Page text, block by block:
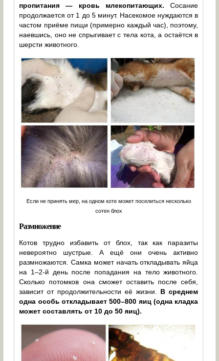
пропитания — кровь млекопитающих. Сосание
продолжается от 1 до 5 минут. Насекомое нуждаются в
частом приёме пищи (примерно каждый час), поэтому,
наевшись, оно не спрыгивает с тела кота, а остаётся в
шерсти животного.
Если не принять мер, на одном коте может поселиться несколько
сотен блох
Размножение
Котов трудно избавить от блох, так как паразиты
невероятно шустрые. А ещё они очень активно
размножаются. Самка может начать откладывать яйца
на 1–2-й день после попадания на тело животного.
Сколько потомков она сможет оставить после себя,
зависит от продолжительности её жизни. В среднем
одна особь откладывает 500–800 яиц (одна кладка
может составлять от 10 до 50 яиц).